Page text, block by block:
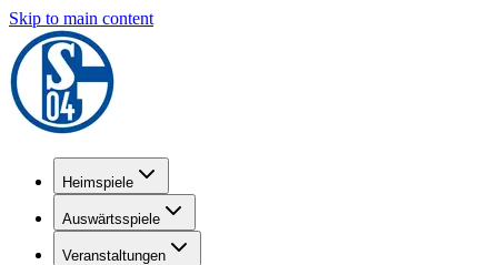
Skip to main content
Heimspiele
Auswärtsspiele
Veranstaltungen